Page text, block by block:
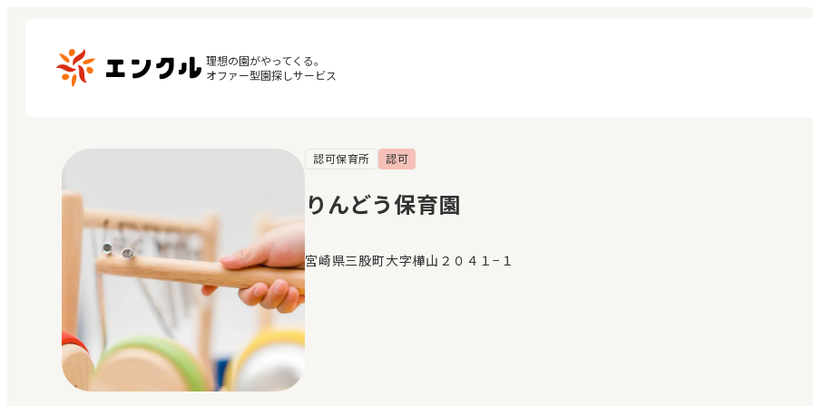
理想の園がやってくる。
オファー型園探しサービス
保育園・幼稚園を探す
地図から探す
地域から探す
マイページ
閲覧履歴
お気に入り
認可保育所 認可
りんどう保育園
宮崎県三股町大字樺山２０４１−１